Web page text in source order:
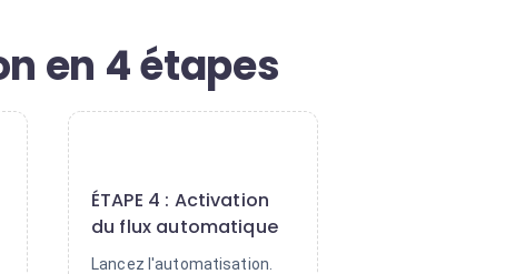
en 4 étapes
ÉTAPE 4 : Activation
du flux automatique
Lancez l'automatisation.